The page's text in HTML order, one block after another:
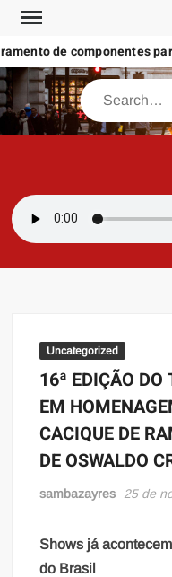
Skip
contentde componentes para
Search
Uncategorized
16ª EDIÇÃO
EM
CACIQUE DE
DE OSWALDO
sambazayres 25 de
Shows já
do Brasil